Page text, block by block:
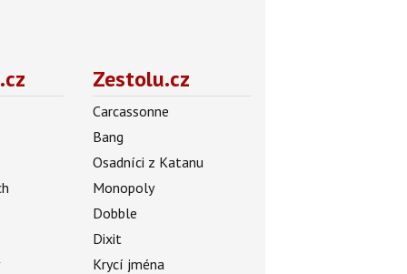
Zestolu.cz
Carcassonne
Bang
Osadníci z Katanu
Monopoly
Dobble
Dixit
Krycí jména